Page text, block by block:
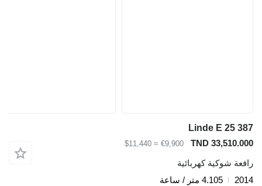
Linde E 25 387
TND 33,510.000
€9,900
≈ $11,440
رافعة شوكية كهربائية
2014
4.105 متر / ساعة